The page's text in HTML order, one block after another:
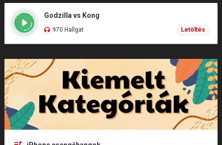
Godzilla vs Kong
970 Hallgat Letöltés